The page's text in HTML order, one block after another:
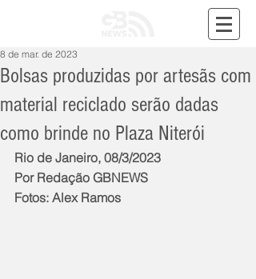
Bolsas produzidas por artesãs com
material reciclado serão dadas
como brinde no Plaza Niterói
8 de mar. de 2023
Rio de Janeiro, 08/3/2023
Por Redação GBNEWS
Fotos: Alex Ramos